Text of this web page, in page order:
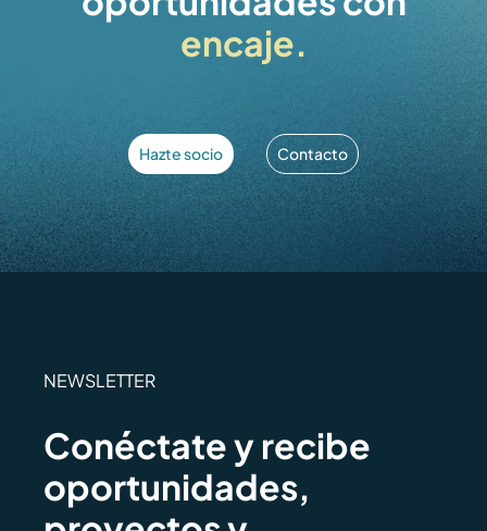
encaje.
Hazte socio Contacto
NEWSLETTER
Conéctate y recibe
oportunidades,